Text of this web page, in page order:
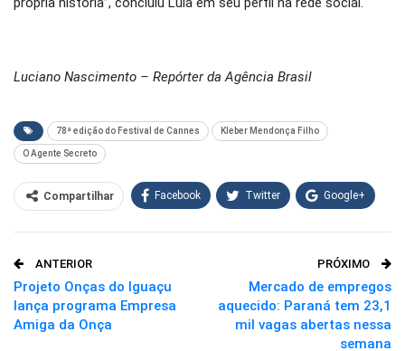
Luciano Nascimento – Repórter da Agência Brasil
78ª edição do Festival de Cannes Kleber Mendonça Filho
O Agente Secreto
Compartilhar Facebook Twitter Google+
O email
ANTERIOR
Projeto Onças do Iguaçu
lança programa Empresa
Amiga da Onça
PRÓXIMO
Mercado de empregos
aquecido: Paraná tem 23,1
mil vagas abertas nessa
semana